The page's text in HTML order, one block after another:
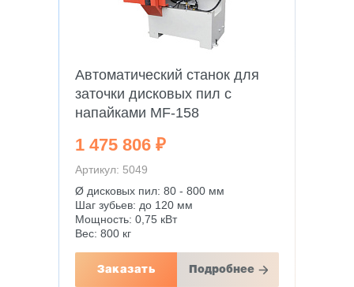
Автоматический станок для
заточки дисковых пил с
напайками MF-158
1 475 806 ₽
Артикул: 5049
Ø дисковых пил: 80 - 800 мм
Шаг зубьев: до 120 мм
Мощность: 0,75 кВт
Вес: 800 кг
Заказать Подробнее